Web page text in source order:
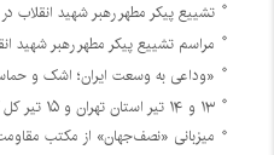
تشییع پیکر مطهر رهبر شهید انقلاب
مراسم تشییع پیکر مطهر رهبر شهید
«وداعی به وسعت ایران؛ اشک و
۱۳ و ۱۴ تیر استان تهران و ۱۵ تیر کل کشور تعطیل است
میزبانی «نصف‌جهان» از مکتب